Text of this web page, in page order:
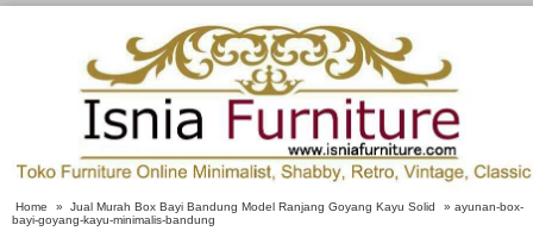
Home » Jual Murah Box Bayi Bandung Model Ranjang Goyang Kayu Solid
» ayunan-box-
bayi-goyang-kayu-minimalis-bandung